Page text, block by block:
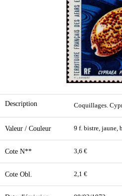
Description Coquillages.
Valeur / Couleur 9 f. bistre, jaune,
Cote N** 3,6 €
Cote Obl. 2,1 €